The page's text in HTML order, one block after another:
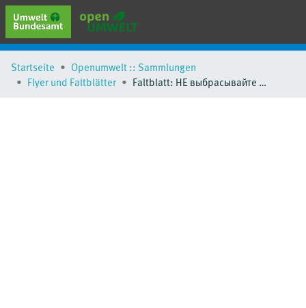
erweiterte Suche
Browse
Startseite
Openumwelt :: Sammlungen
Flyer und Faltblätter
Faltblatt: НЕ выбрасывайте лекарства в унитаз или раковину